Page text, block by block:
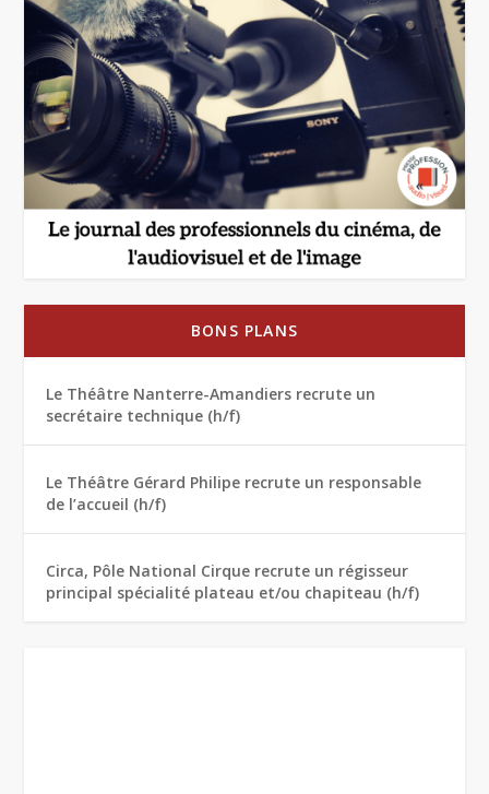
BONS PLANS
Le Théâtre Nanterre-Amandiers recrute un
secrétaire technique (h/f)
Le Théâtre Gérard Philipe recrute un responsable
de l’accueil (h/f)
Circa, Pôle National Cirque recrute un régisseur
principal spécialité plateau et/ou chapiteau (h/f)